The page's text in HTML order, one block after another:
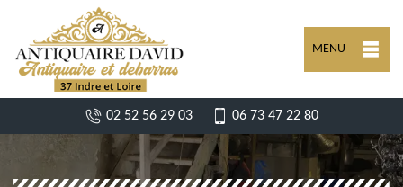
MENU
02 52 56 29 03 06 73 47 22 80